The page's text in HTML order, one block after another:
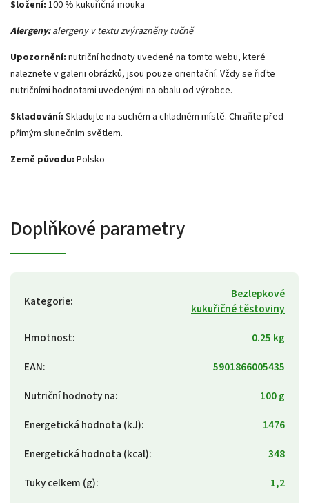
Složení: 100 % kukuřičná mouka
Alergeny:alergeny v textu zvýrazněny tučně
Upozornění: nutriční hodnoty uvedené na tomto webu, které
naleznete v galerii obrázků, jsou pouze orientační. Vždy se řiďte
nutričními hodnotami uvedenými na obalu od výrobce.
Skladování: Skladujte na suchém a chladném místě. Chraňte před
přímým slunečním světlem.
Země původu: Polsko
Doplňkové parametry
Kategorie:
Bezlepkové
kukuřičné těstoviny
Hmotnost:
0.25 kg
EAN:
5901866005435
Nutriční hodnoty na:
100 g
Energetická hodnota (kJ):
1476
Energetická hodnota (kcal):
348
Tuky celkem (g):
1,2